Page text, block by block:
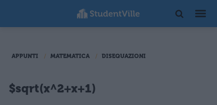
APPUNTI MATEMATICA DISEQUAZIONI
$sqrt(x^2+x+1)